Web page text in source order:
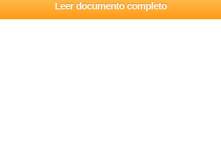
Leer documento completo